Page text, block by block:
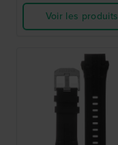
Voir les produits